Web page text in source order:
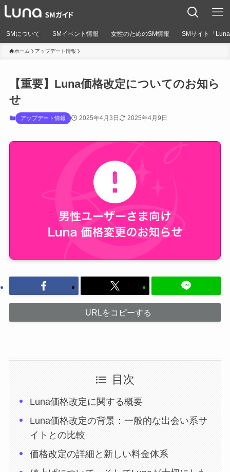
SMについて SMイベント情報 女性のためのSM情報 SMサイト「
ホーム アップデート情報
【重要】Luna価格改定についてのお知ら
せ
アップデート情報 2025年4月3日 2025年4月9日
URLをコピーする
目次
Luna価格改定に関する概要
Luna価格改定の背景：一般的な出会い系サ
イトとの比較
価格改定の詳細と新しい料金体系